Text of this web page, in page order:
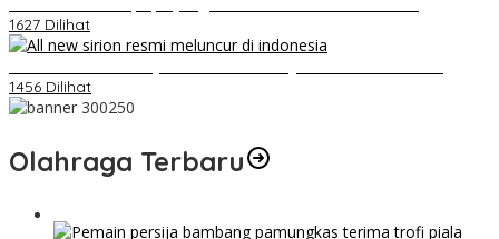
1627 Dilihat
1456 Dilihat
Olahraga Terbaru